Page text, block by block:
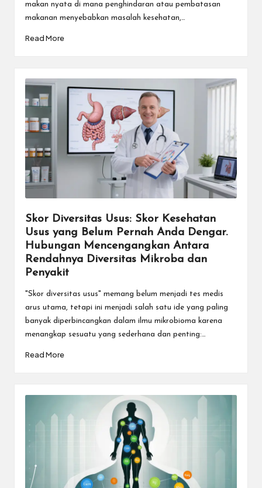
makan nyata di mana penghindaran atau pembatasan
makanan menyebabkan masalah kesehatan,…
Read More
Skor Diversitas Usus: Skor Kesehatan
Usus yang Belum Pernah Anda Dengar.
Hubungan Mencengangkan Antara
Rendahnya Diversitas Mikroba dan
Penyakit
"Skor diversitas usus" memang belum menjadi tes medis
arus utama, tetapi ini menjadi salah satu ide yang paling
banyak diperbincangkan dalam ilmu mikrobioma karena
menangkap sesuatu yang sederhana dan penting:…
Read More